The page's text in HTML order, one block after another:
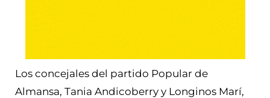
Los concejales del partido Popular de
Almansa, Tania Andicoberry y Longinos Marí,